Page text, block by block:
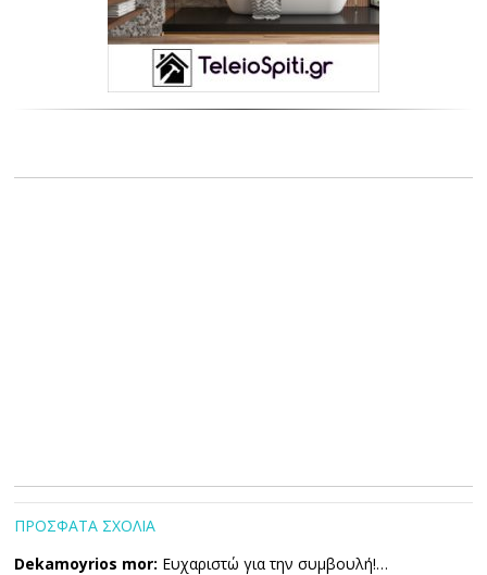
ΠΡΟΣΦΑΤΑ ΣΧΟΛΙΑ
Dekamoyrios mor: Ευχαριστώ για την συμβουλή!…